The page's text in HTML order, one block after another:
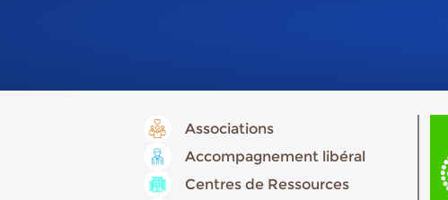
Associations
Accompagnement libéral
Centres de Ressources